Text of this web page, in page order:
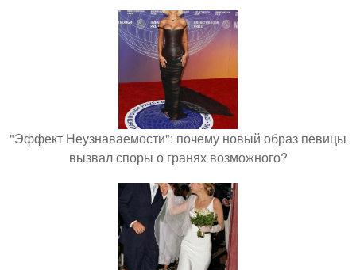
"Эффект Неузнаваемости": почему новый образ певицы
вызвал споры о гранях возможного?